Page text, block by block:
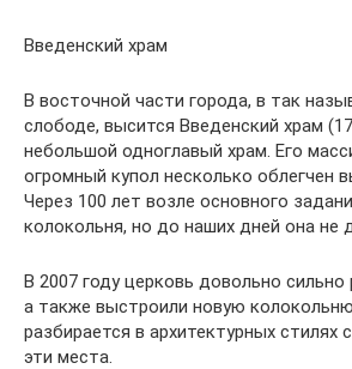
Введенский храм
В восточной части города, в так
слободе, высится Введенский храм
небольшой одноглавый храм. Его
огромный купол несколько облегчен
Через 100 лет возле основного
колокольня, но до наших дней она не
В 2007 году церковь довольно сильно
а также выстроили новую
разбирается в архитектурных стилях
эти места.